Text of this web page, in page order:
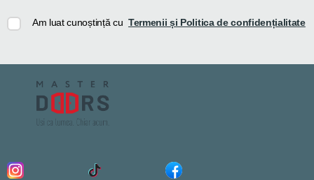
Am luat cunoștință cu Termenii și Politica de confidențialitate